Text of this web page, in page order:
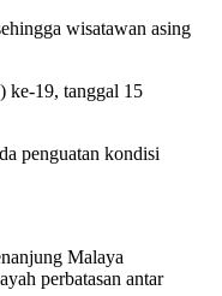
wisatawan asing
ke-19, tanggal 15
penguatan kondisi
Malaya
perbatasan antar